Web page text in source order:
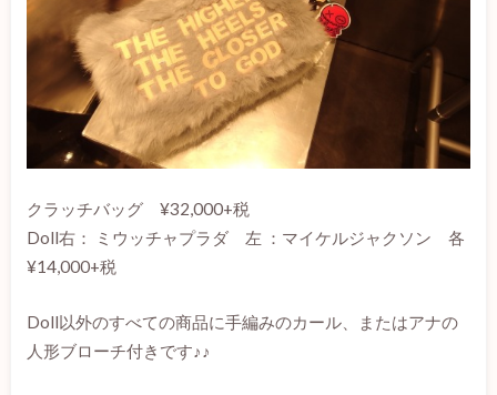
クラッチバッグ ¥32,000+税
Doll右： ミウッチャプラダ 左 ：マイケルジャクソン 各
¥14,000+税
Doll以外のすべての商品に手編みのカール、またはアナの
人形ブローチ付きです♪♪